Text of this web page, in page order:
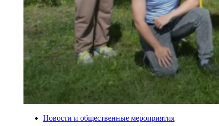
Новости и общественные мероприятия